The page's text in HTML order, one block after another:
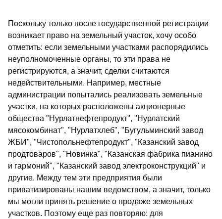
Поскольку только после государственной регистрации
возникает право на земельный участок, хочу особо
отметить: если земельными участками распорядились
неуполномоченные органы, то эти права не
регистрируются, а значит, сделки считаются
недействительными. Например, местные
администрации попытались реализовать земельные
участки, на которых расположены акционерные
общества "Нурлатнефтепродукт", "Нурлатский
мясокомбинат", "Нурлатхлеб", "Бугульминский завод
ЖБИ", "Чистопольнефтепродукт", "Казанский завод
продтоваров", "Новинка", "Казанская фабрика пианино
и гармоний", "Казанский завод электроконструкций" и
другие. Между тем эти предприятия были
приватизированы нашим ведомством, а значит, только
мы могли принять решение о продаже земельных
участков. Поэтому еще раз повторяю: для